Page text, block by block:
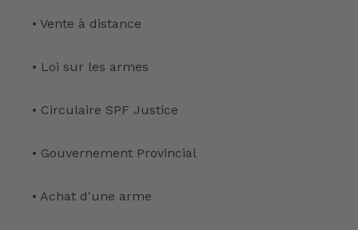
• Vente à distance
• Loi sur les armes
• Circulaire SPF Justice
• Gouvernement Provincial
• Achat d'une arme